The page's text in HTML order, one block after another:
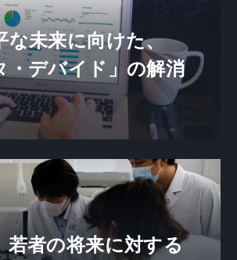
な未来に向けた、
・デバイド」の解消
若者の将来に対する